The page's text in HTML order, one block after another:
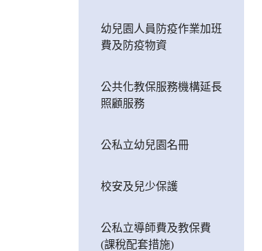
幼兒園人員防疫作業加班
費及防疫物資
公共化教保服務機構延長
照顧服務
公私立幼兒園名冊
校安及兒少保護
公私立導師費及教保費
(課稅配套措施)